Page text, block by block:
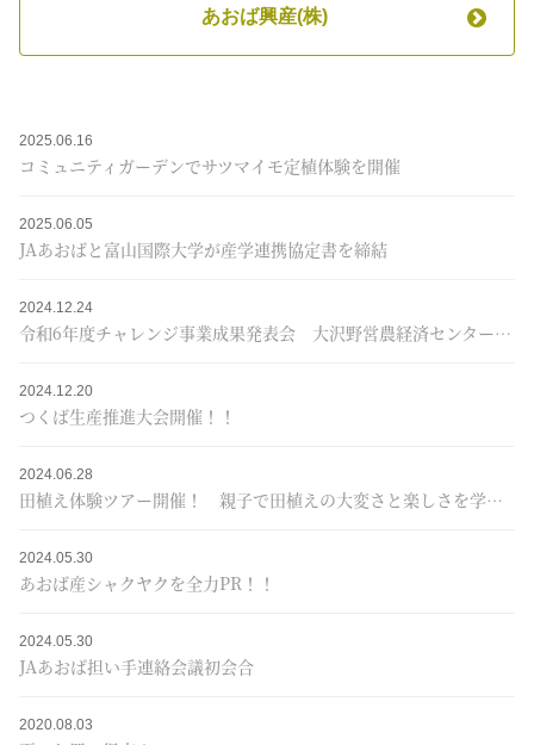
あおば興産(株)
2025.06.16
コミュニティガーデンでサツマイモ定植体験を開催
2025.06.05
JAあおばと富山国際大学が産学連携協定書を締結
2024.12.24
令和6年度チャレンジ事業成果発表会 大沢野営農経済センターが最優秀賞に選ばれる
2024.12.20
つくば生産推進大会開催！！
2024.06.28
田植え体験ツアー開催！ 親子で田植えの大変さと楽しさを学ぶ
2024.05.30
あおば産シャクヤクを全力PR！！
2024.05.30
JAあおば担い手連絡会議初会合
2020.08.03